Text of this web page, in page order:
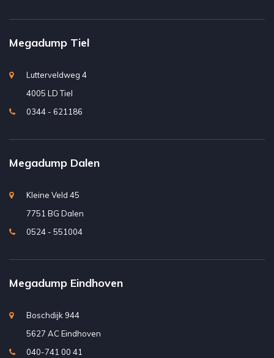
Megadump Tiel
Lutterveldweg 4
4005 LD Tiel
0344 - 621186
Megadump Dalen
Kleine Veld 45
7751 BG Dalen
0524 - 551004
Megadump Eindhoven
Boschdijk 944
5627 AC Eindhoven
040-741 00 41